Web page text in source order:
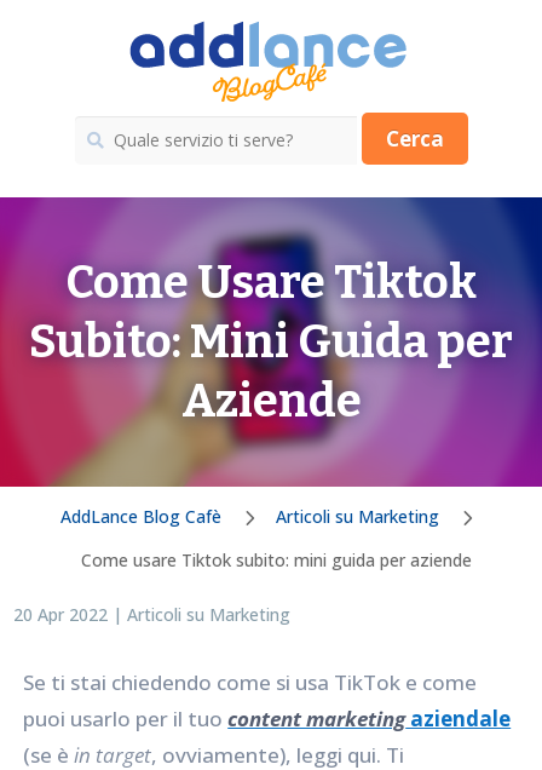
Cerca
Come Usare Tiktok
Subito: Mini Guida per
Aziende
AddLance Blog Cafè
Articoli su Marketing
Come usare Tiktok subito: mini guida per aziende
20 Apr 2022 |Articoli su Marketing
Se ti stai chiedendo come si usa TikTok e come
puoi usarlo per il tuocontent marketingaziendale
(se èin target, ovviamente), leggi qui. Ti